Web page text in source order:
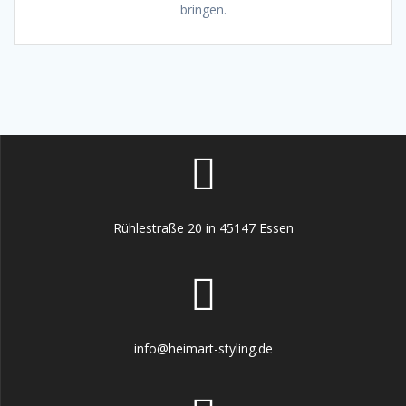
bringen.
Rühlestraße 20 in 45147 Essen
info@heimart-styling.de